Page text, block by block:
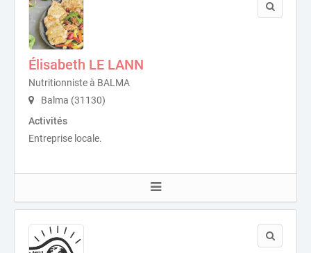
Élisabeth LE LANN
Nutritionniste à BALMA
Balma (31130)
Activités
Entreprise locale.